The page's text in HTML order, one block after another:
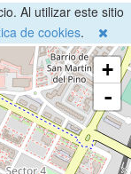
Al utilizar este sitio
de cookies.
+
-